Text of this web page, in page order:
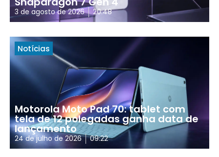
3 de agosto de 2026 20:48
Notícias
Motorola Moto Pad 70: tablet com
tela de 12 polegadas ganha data de
lançamento
24 de julho de 2026 09:22